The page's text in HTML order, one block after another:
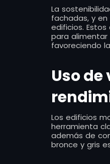
La
fachadas, y
edificios.
para
favoreciendo
Uso
Los edificios
herramienta
además de
bronce y gris